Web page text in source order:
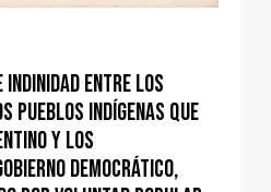
Indinidad entre los
pueblos indígenas que
y los
democrático,